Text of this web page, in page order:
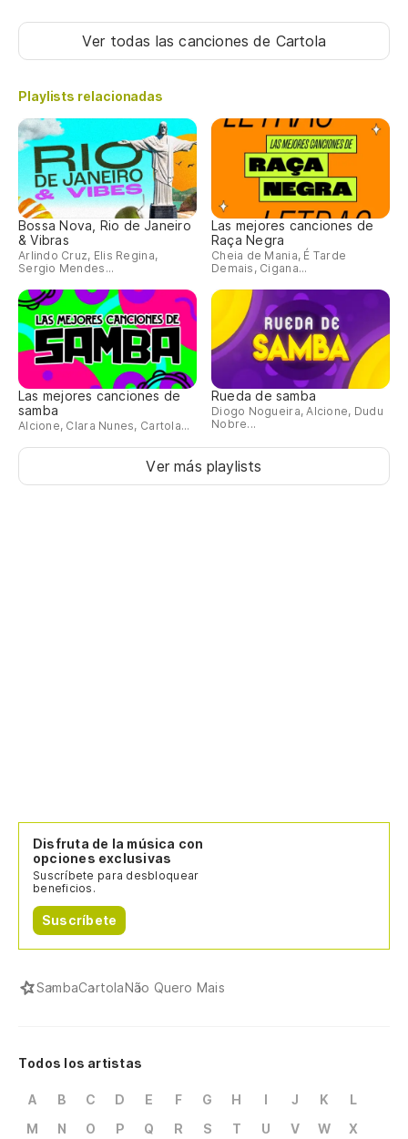
Ver todas las cancionesde Cartola
Playlists relacionadas
Bossa Nova, Rio de Janeiro
& Vibras
Arlindo Cruz, Elis Regina,
Sergio Mendes...
Las mejores canciones de
Raça Negra
Cheia de Mania, É Tarde
Demais, Cigana...
Las mejores canciones de
samba
Alcione, Clara Nunes, Cartola...
Rueda de samba
Diogo Nogueira, Alcione, Dudu
Nobre...
Ver más playlists
Disfruta de la música con
opciones exclusivas
Suscríbete para desbloquear
beneficios.
Suscríbete
SambaCartolaNão Quero Mais
Todos los artistas
A B C D E F G H I J K
L
M
N O P Q R S T U V W
X